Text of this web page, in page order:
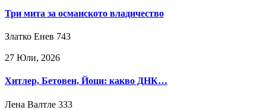
Три мита за османското владичество
Златко Енев 743
27 Юли, 2026
Хитлер, Бетовен, Йоци: какво ДНК…
Лена Валтле 333